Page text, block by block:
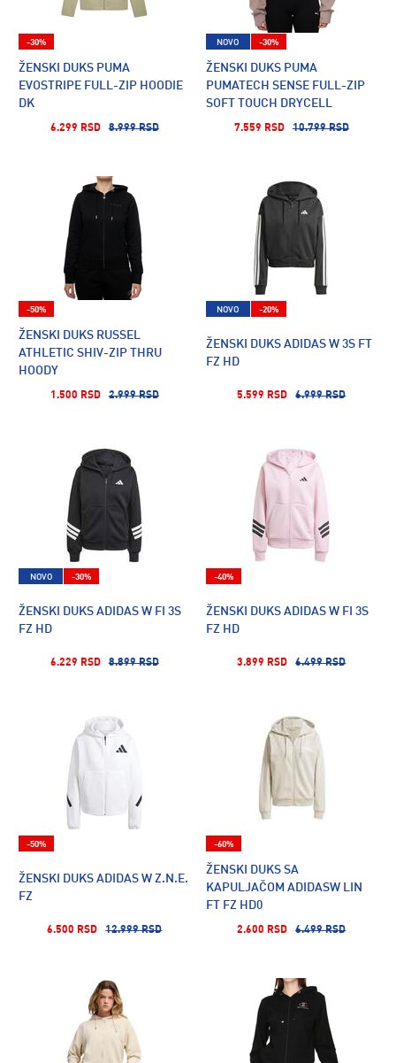
ŽENSKI DUKS PUMA
EVOSTRIPE FULL-ZIP HOODIE
DK
6.299 RSD 8.999 RSD
-30%
ŽENSKI DUKS PUMA
PUMATECH SENSE FULL-ZIP
SOFT TOUCH DRYCELL
HOODIE DK
7.559 RSD 10.799 RSD
NOVO -30%
ŽENSKI DUKS RUSSEL
ATHLETIC SHIV-ZIP THRU
HOODY
1.500 RSD 2.999 RSD
-50%
ŽENSKI DUKS ADIDAS W 3S FT
FZ HD
5.599 RSD 6.999 RSD
NOVO -20%
ŽENSKI DUKS ADIDAS W FI 3S
FZ HD
6.229 RSD 8.899 RSD
NOVO -30%
ŽENSKI DUKS ADIDAS W FI 3S
FZ HD
3.899 RSD 6.499 RSD
-40%
ŽENSKI DUKS ADIDAS W Z.N.E.
FZ
6.500 RSD 12.999 RSD
-50%
ŽENSKI DUKS SA
KAPULJAČOM ADIDASW LIN
FT FZ HD0
2.600 RSD 6.499 RSD
-60%